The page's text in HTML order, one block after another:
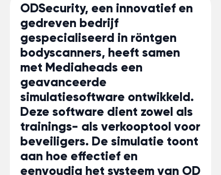
ODSecurity, een innovatief en
gedreven bedrijf
gespecialiseerd in röntgen
bodyscanners, heeft samen
met Mediaheads een
geavanceerde
simulatiesoftware ontwikkeld.
Deze software dient zowel als
trainings- als verkooptool voor
beveiligers. De simulatie toont
aan hoe effectief en
eenvoudig het systeem van OD